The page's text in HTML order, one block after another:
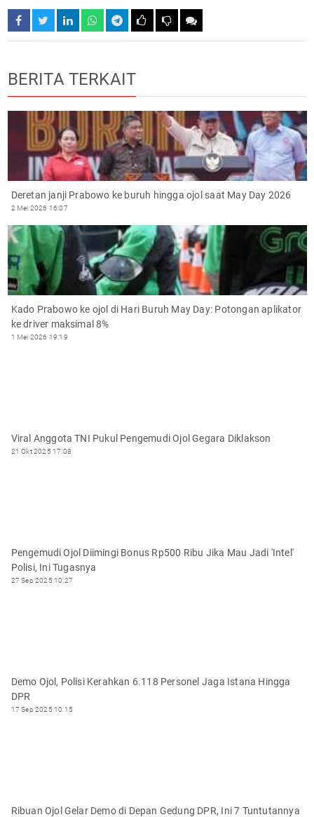
BERITA TERKAIT
Deretan janji Prabowo ke buruh hingga ojol saat May Day 2026
2 Mei 2026 16:07
Kado Prabowo ke ojol di Hari Buruh May Day: Potongan aplikator
ke driver maksimal 8%
1 Mei 2026 19:19
Viral Anggota TNI Pukul Pengemudi Ojol Gegara Diklakson
21 Okt 2025 17:08
Pengemudi Ojol Diimingi Bonus Rp500 Ribu Jika Mau Jadi 'Intel'
Polisi, Ini Tugasnya
27 Sep 2025 10:27
Demo Ojol, Polisi Kerahkan 6.118 Personel Jaga Istana Hingga
DPR
17 Sep 2025 10:15
Ribuan Ojol Gelar Demo di Depan Gedung DPR, Ini 7 Tuntutannya